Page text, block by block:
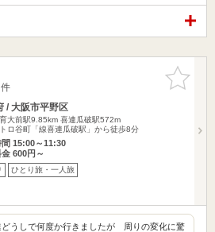
お気に入
りに追加
/ 大阪市平野区
大前駅9.85km 喜連瓜破駅572m
ロ谷町「線喜連瓜破駅」から徒歩8分
間 15:00～11:30
金 600円～
ひとり旅・一人旅
どうしで何度か行きましたが 周りの変化に驚